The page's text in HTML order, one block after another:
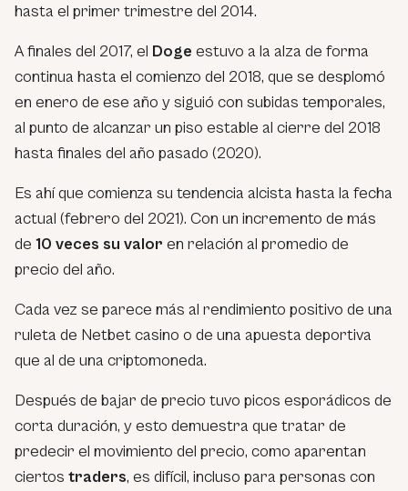
hasta el primer trimestre del 2014.
A finales del 2017, el Doge estuvo a la alza de forma
continua hasta el comienzo del 2018, que se desplomó
en enero de ese año y siguió con subidas temporales,
al punto de alcanzar un piso estable al cierre del 2018
hasta finales del año pasado (2020).
Es ahí que comienza su tendencia alcista hasta la fecha
actual (febrero del 2021). Con un incremento de más
de 10 veces su valor en relación al promedio de
precio del año.
Cada vez se parece más al rendimiento positivo de una
ruleta de Netbet casino o de una apuesta deportiva
que al de una criptomoneda.
Después de bajar de precio tuvo picos esporádicos de
corta duración, y esto demuestra que tratar de
predecir el movimiento del precio, como aparentan
ciertos traders, es difícil, incluso para personas con